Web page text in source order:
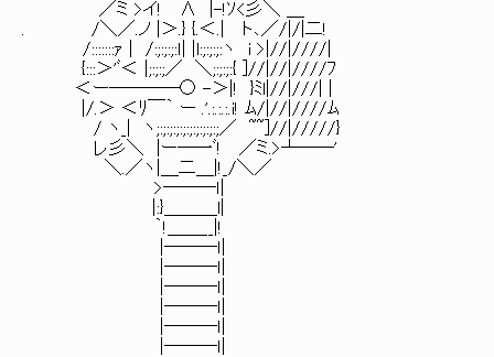
／ミ >イ! ∧ |-!ｿ<彡＼ ＿
. /＼／.ノ |＞.} {.＜.| ト､／/|/|二!
/:::::::ｧ | /:;:;:;:ｌ| |l:;:;:;:ヽ i >|//|////|
{:::＞'ﾞ＜ |;:;:;／ ＼;:;:;:{ ]//|//|////ﾌ
＜ー――――○ -＞|! }ﾐl|//|///| |
|/.＞ ＜ﾘ￣｀ ー .'.:.:.:.i! ﾑ/|//|////ﾑ
/ ヽ_| ヽ;:;:;:;:;:;:;:;:;:;／ ~~]//|/////}
レ彡＼ |ー―一ﾞ! ／ミ.>┴──'
＼.／ヽ|＿二＿|!_/＼／
>―――ｌ|
|:}＿＿＿l|
｀!＿＿__|!
|―――ｌ|
|―――ｌ|
|―――ｌ|
|―――ｌ|
|―――ｌ|
|―――ｌ|